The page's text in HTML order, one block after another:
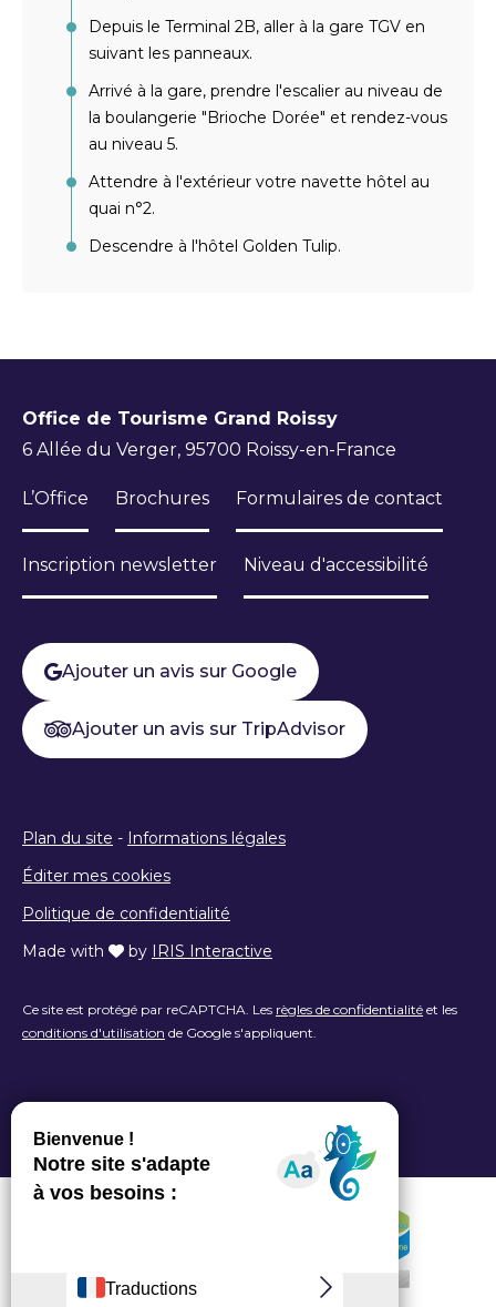
Depuis le Terminal 2B, aller à la gare TGV en
suivant les panneaux.
Arrivé à la gare, prendre l'escalier au niveau de
la boulangerie "Brioche Dorée" et rendez-vous
au niveau 5.
Attendre à l'extérieur votre navette hôtel au
quai n°2.
Descendre à l'hôtel Golden Tulip.
Office de Tourisme Grand Roissy
6 Allée du Verger, 95700 Roissy-en-France
L’Office Brochures Formulaires de contact
Inscription newsletter Niveau d'accessibilité
Ajouter un avis sur Google
Ajouter un avis sur TripAdvisor
Plan du site - Informations légales
Éditer mes cookies
Politique de confidentialité
Made with
by IRIS Interactive
Ce site est protégé par reCAPTCHA. Les règles de confidentialité et les
conditions d'utilisation de Google s'appliquent.